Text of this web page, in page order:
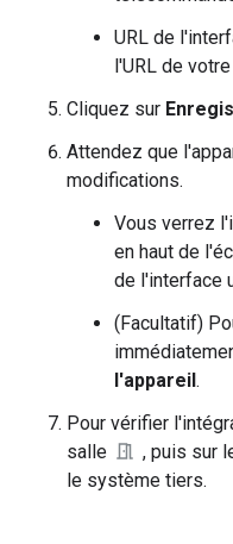
URL de
l'URL de
Cliquez sur
Attendez que
modifications.
Vous verrez
en haut de
de l'interface
(Facultatif)
l'appareil.
Pour vérifier
salle
, puis sur
le système tiers.